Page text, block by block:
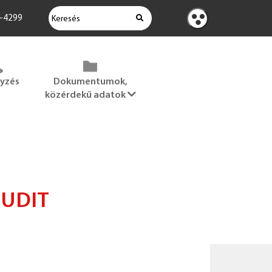
4299
KERESÉS
Kontraszt
nézet
Dokumentumok,
közérdekű adatok